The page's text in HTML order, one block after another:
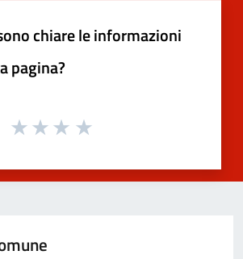
chiare le informazioni
pagina?